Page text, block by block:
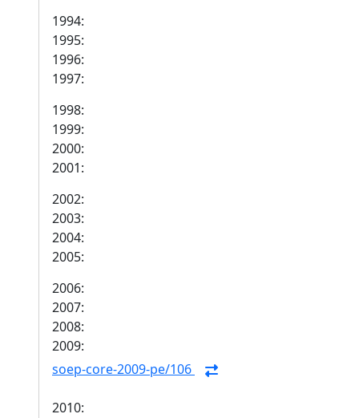
1994:
1995:
1996:
1997:
1998:
1999:
2000:
2001:
2002:
2003:
2004:
2005:
2006:
2007:
2008:
2009:
soep-core-2009-pe/106
2010: